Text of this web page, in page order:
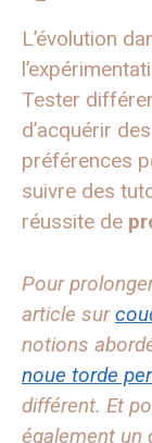
L’évolution
Tester
d’acquérir
préférences
suivre des
réussite de
Pour
article sur
notions
noue torde
différent. Et
également un